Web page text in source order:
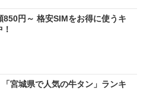
850円～ 格安SIMをお得に使うキ
「宮城県で人気の牛タン」ランキ